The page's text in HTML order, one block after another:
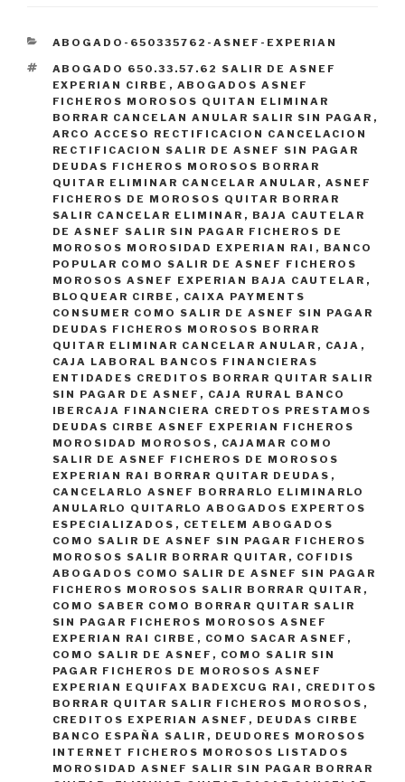
CATEGORÍAS
ABOGADO-650335762-ASNEF-EXPERIAN
ETIQUETAS
ABOGADO 650.33.57.62 SALIR DE ASNEF
EXPERIAN CIRBE , ABOGADOS ASNEF
FICHEROS MOROSOS QUITAN ELIMINAR
BORRAR CANCELAN ANULAR SALIR SIN PAGAR ,
ARCO ACCESO RECTIFICACION CANCELACION
RECTIFICACION SALIR DE ASNEF SIN PAGAR
DEUDAS FICHEROS MOROSOS BORRAR
QUITAR ELIMINAR CANCELAR ANULAR , ASNEF
FICHEROS DE MOROSOS QUITAR BORRAR
SALIR CANCELAR ELIMINAR , BAJA CAUTELAR
DE ASNEF SALIR SIN PAGAR FICHEROS DE
MOROSOS MOROSIDAD EXPERIAN RAI , BANCO
POPULAR COMO SALIR DE ASNEF FICHEROS
MOROSOS ASNEF EXPERIAN BAJA CAUTELAR ,
BLOQUEAR CIRBE , CAIXA PAYMENTS
CONSUMER COMO SALIR DE ASNEF SIN PAGAR
DEUDAS FICHEROS MOROSOS BORRAR
QUITAR ELIMINAR CANCELAR ANULAR , CAJA ,
CAJA LABORAL BANCOS FINANCIERAS
ENTIDADES CREDITOS BORRAR QUITAR SALIR
SIN PAGAR DE ASNEF , CAJA RURAL BANCO
IBERCAJA FINANCIERA CREDTOS PRESTAMOS
DEUDAS CIRBE ASNEF EXPERIAN FICHEROS
MOROSIDAD MOROSOS , CAJAMAR COMO
SALIR DE ASNEF FICHEROS DE MOROSOS
EXPERIAN RAI BORRAR QUITAR DEUDAS ,
CANCELARLO ASNEF BORRARLO ELIMINARLO
ANULARLO QUITARLO ABOGADOS EXPERTOS
ESPECIALIZADOS , CETELEM ABOGADOS
COMO SALIR DE ASNEF SIN PAGAR FICHEROS
MOROSOS SALIR BORRAR QUITAR , COFIDIS
ABOGADOS COMO SALIR DE ASNEF SIN PAGAR
FICHEROS MOROSOS SALIR BORRAR QUITAR ,
COMO SABER COMO BORRAR QUITAR SALIR
SIN PAGAR FICHEROS MOROSOS ASNEF
EXPERIAN RAI CIRBE , COMO SACAR ASNEF ,
COMO SALIR DE ASNEF , COMO SALIR SIN
PAGAR FICHEROS DE MOROSOS ASNEF
EXPERIAN EQUIFAX BADEXCUG RAI , CREDITOS
BORRAR QUITAR SALIR FICHEROS MOROSOS ,
CREDITOS EXPERIAN ASNEF , DEUDAS CIRBE
BANCO ESPAÑA SALIR , DEUDORES MOROSOS
INTERNET FICHEROS MOROSOS LISTADOS
MOROSIDAD ASNEF SALIR SIN PAGAR BORRAR